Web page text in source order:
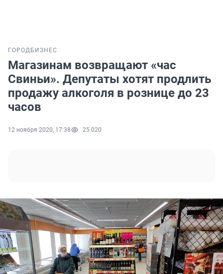
ГОРОД БИЗНЕС
Магазинам возвращают «час
Свиньи». Депутаты хотят продлить
продажу алкоголя в рознице до 23
часов
12 ноября 2020, 17:38 25 020